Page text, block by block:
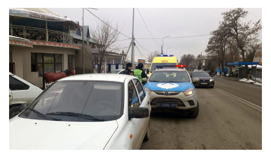
at
s
A
p
p
c
e
b
o
o
k
tt
er
n
o
kl
a
ss
ni
ki
e
gr
a
m
.R
u
er п
р
а
в
и
т
ь